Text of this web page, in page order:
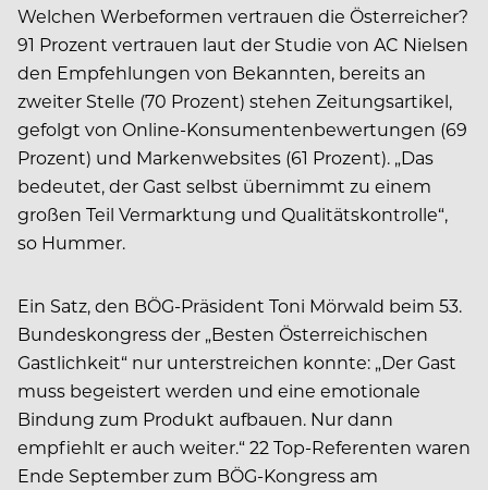
Welchen Werbeformen vertrauen die Österreicher?
91 Prozent vertrauen laut der Studie von AC Nielsen
den Empfehlungen von Bekannten, bereits an
zweiter Stelle (70 Prozent) stehen Zeitungsartikel,
gefolgt von Online-Konsumentenbewertungen (69
Prozent) und Markenwebsites (61 Prozent). „Das
bedeutet, der Gast selbst übernimmt zu einem
großen Teil Vermarktung und Qualitätskontrolle“,
so Hummer.
Ein Satz, den BÖG-Präsident Toni Mörwald beim 53.
Bundeskongress der „Besten Österreichischen
Gastlichkeit“ nur unterstreichen konnte: „Der Gast
muss begeistert werden und eine emotionale
Bindung zum Produkt aufbauen. Nur dann
empfiehlt er auch weiter.“ 22 Top-Referenten waren
Ende September zum BÖG-Kongress am